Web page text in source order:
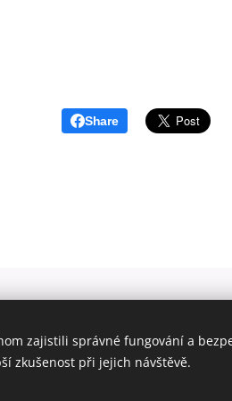
Share
zajistili správné fungování a
zkušenost při jejich návštěvě.